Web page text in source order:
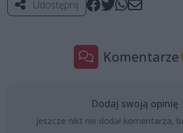
Udostępnij
Komentarze
Dodaj swoją opinię
Jeszcze nikt nie dodał komentarza,